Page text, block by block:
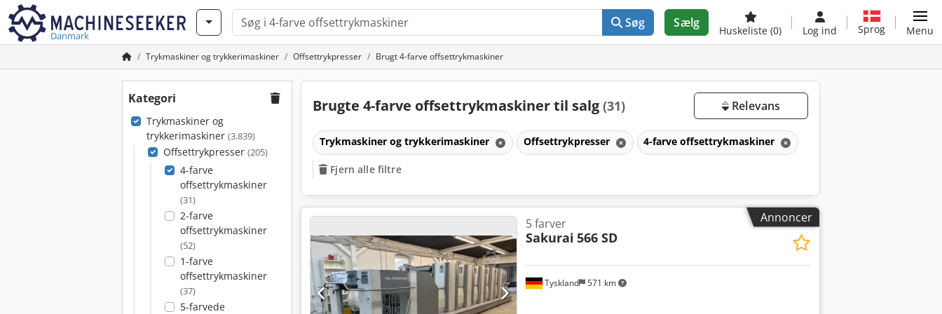
Danmark
Søg Sælg
Huskeliste (0) Log ind Sprog Menu
Trykmaskiner og trykkerimaskiner Offsettrykpresser Brugt 4-farve offsettrykmaskiner
Kategori
Trykmaskiner og
trykkerimaskiner (3.839)
Offsettrykpresser (205)
4-farve
offsettrykmaskiner
(31)
2-farve
offsettrykmaskiner
(52)
1-farve
offsettrykmaskiner
(37)
5-farvede
Brugte 4-farve offsettrykmaskiner til salg (31) Relevans
Trykmaskiner og trykkerimaskiner Offsettrykpresser 4-farve offsettrykmaskiner
Fjern alle filtre
Annoncer
Tyskland 571 km
5 farver
Sakurai 566 SD